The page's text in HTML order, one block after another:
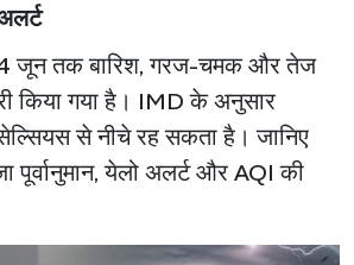
जून तक बारिश, गरज-चमक और तेज
किया गया है। IMD के अनुसार
से नीचे रह सकता है। जानिए
पूर्वानुमान, येलो अलर्ट और AQI की